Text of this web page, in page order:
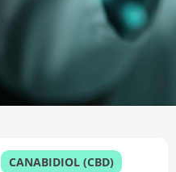
CANABIDIOL (CBD)